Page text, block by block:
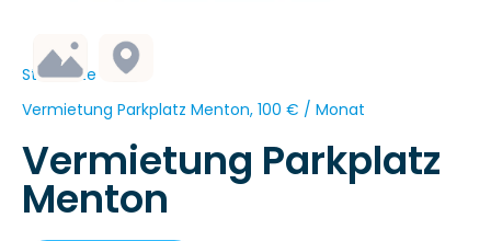
Startseite
Vermietung Parkplatz Menton, 100 € / Monat
Vermietung Parkplatz
Menton